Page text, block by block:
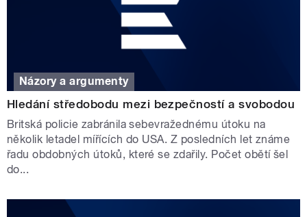
Názory a argumenty
Hledání středobodu mezi bezpečností a svobodou
Britská policie zabránila sebevražednému útoku na
několik letadel mířících do USA. Z posledních let známe
řadu obdobných útoků, které se zdařily. Počet obětí šel
do...